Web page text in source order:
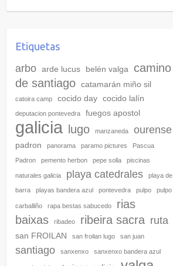
Etiquetas
arbo arde lucus belén valga
camino
de santiago catamarán miño sil
catoira camp cocido day cocido lalín
deputacion pontevedra fuegos apostol
galicia lugo manzaneda ourense
padron panorama paramo pictures Pascua
Padron pemento herbon pepe solla piscinas
naturales galicia playa catedrales playa de
barra playas bandera azul pontevedra pulpo pulpo
carballiño rapa bestas sabucedo
rias
baixas
ribadeo ribeira sacra ruta
san FROILAN san froilan lugo san juan
santiago sanxenxo sanxenxo bandera azul